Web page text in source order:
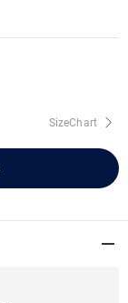
SizeChart